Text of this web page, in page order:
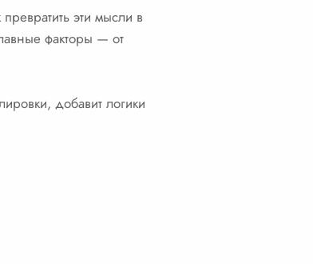
эти мысли в
факторы — от
добавит логики